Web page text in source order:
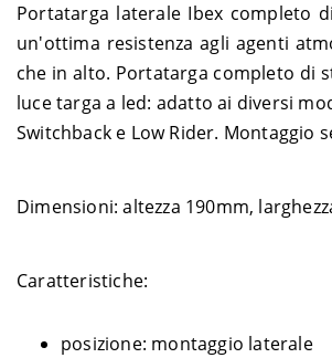
Portatarga laterale Ibex completo
un'ottima resistenza agli agenti
che in alto. Portatarga completo di
luce targa a led: adatto ai diversi
Switchback e Low Rider.
Dimensioni: altezza 190mm,
Caratteristiche:
posizione: montaggio laterale